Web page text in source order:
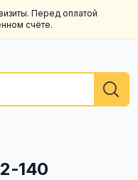
Перед оплатой
счёте.
140